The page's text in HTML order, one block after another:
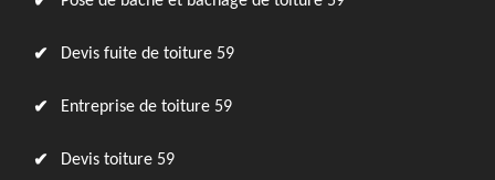
Devis fuite de toiture 59
Entreprise de toiture 59
Devis toiture 59